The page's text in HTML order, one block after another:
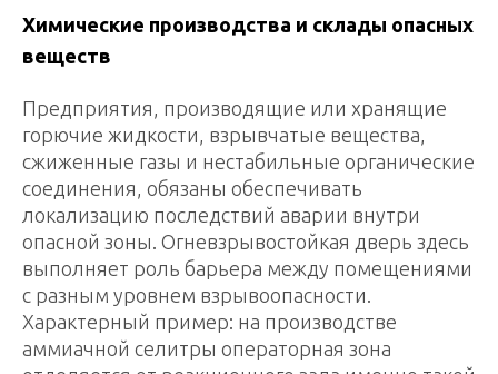
Химические производства и склады опасных
веществ
Предприятия, производящие или хранящие
горючие жидкости, взрывчатые вещества,
сжиженные газы и нестабильные органические
соединения, обязаны обеспечивать
локализацию последствий аварии внутри
опасной зоны. Огневзрывостойкая дверь здесь
выполняет роль барьера между помещениями
с разным уровнем взрывоопасности.
Характерный пример: на производстве
аммиачной селитры операторная зона